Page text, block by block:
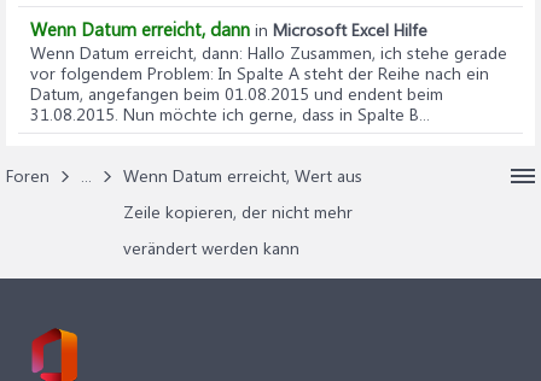
Wenn Datum erreicht, dann in Microsoft Excel Hilfe
Wenn Datum erreicht, dann: Hallo Zusammen, ich stehe gerade
vor folgendem Problem: In Spalte A steht der Reihe nach ein
Datum, angefangen beim 01.08.2015 und endent beim
31.08.2015. Nun möchte ich gerne, dass in Spalte B...
Foren ...
Wenn Datum erreicht, Wert aus
Zeile kopieren, der nicht mehr
verändert werden kann